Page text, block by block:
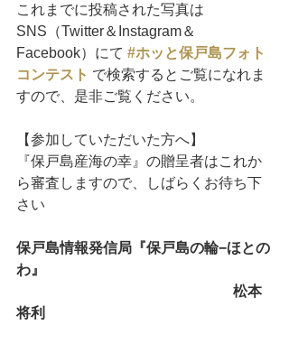
これまでに投稿された写真は
SNS（Twitter＆Instagram＆
Facebook）にて #ホッと保戸島フォト
コンテスト で検索するとご覧になれま
すので、是非ご覧ください。
【参加していただいた方へ】
『保戸島産海の幸』の贈呈者はこれか
ら審査しますので、しばらくお待ち下
さい
保戸島情報発信局『保戸島の輪−ほとの
わ』
松本
将利